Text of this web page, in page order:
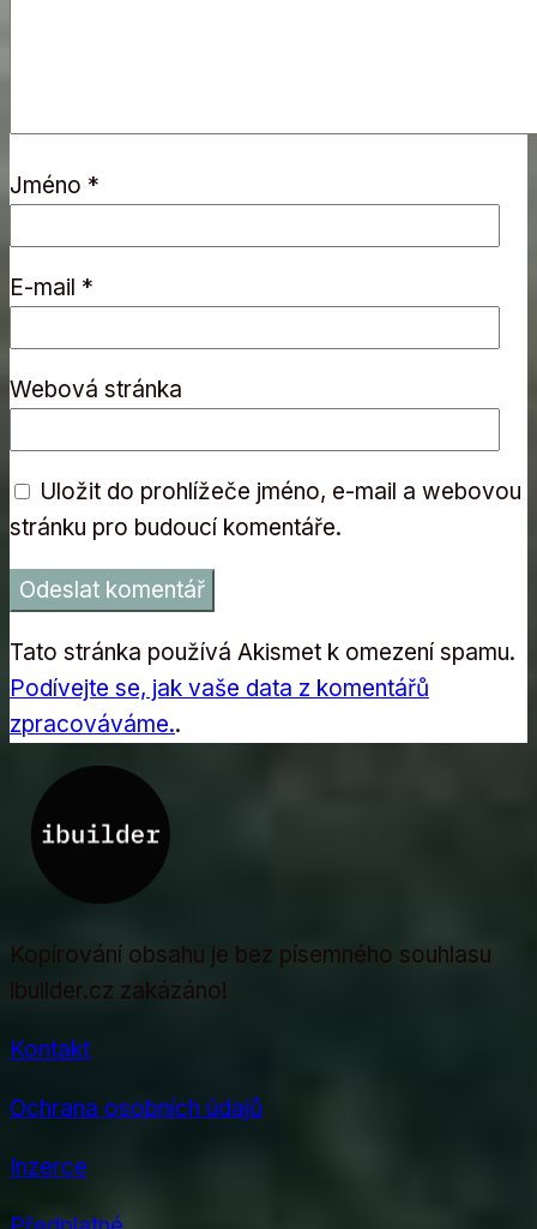
Jméno *
E-mail *
Webová stránka
Uložit do prohlížeče jméno, e-mail a webovou
stránku pro budoucí komentáře.
Tato stránka používá Akismet k omezení spamu.
Podívejte se, jak vaše data z komentářů
zpracováváme..
Kopírování obsahu je bez písemného souhlasu
ibuilder.cz zakázáno!
Kontakt
Ochrana osobních údajů
Inzerce